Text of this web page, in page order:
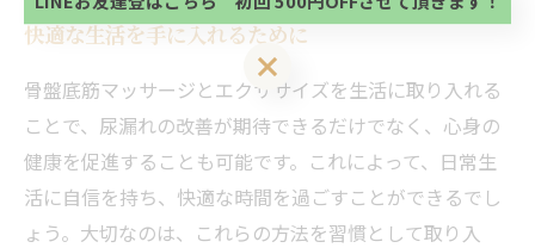
快適な生活を手に入れるために
骨盤底筋マッサージとエクササイズを生活に取り入れる
ことで、尿漏れの改善が期待できるだけでなく、心身の
健康を促進することも可能です。これによって、日常生
活に自信を持ち、快適な時間を過ごすことができるでし
ょう。大切なのは、これらの方法を習慣として取り入
い。
LINEお友達登はこちら 初回 500円OFFさせて頂きます！